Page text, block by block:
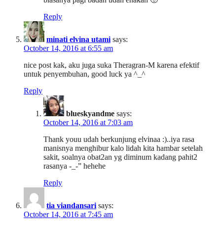
Reply
minati elvina utami says:
October 14, 2016 at 6:55 am
nice post kak, aku juga suka Theragran-M karena efektif
untuk penyembuhan, good luck ya ^_^
Reply
blueskyandme says:
October 14, 2016 at 7:03 am
Thank youu udah berkunjung elvinaa :)..iya rasa
manisnya menghibur kalo lidah kita hambar setelah
sakit, soalnya obat2an yg diminum kadang pahit2
rasanya -_-” hehehe
Reply
tia viandansari says:
October 14, 2016 at 7:45 am